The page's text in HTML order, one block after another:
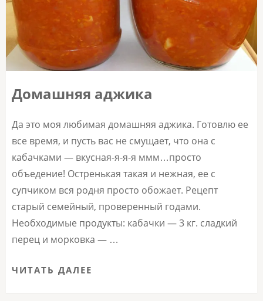
Домашняя аджика
Да это моя любимая домашняя аджика. Готовлю ее
все время, и пусть вас не смущает, что она с
кабачками — вкусная-я-я-я ммм…просто
объедение! Остренькая такая и нежная, ее с
супчиком вся родня просто обожает. Рецепт
старый семейный, проверенный годами.
Необходимые продукты: кабачки — 3 кг. сладкий
перец и морковка — …
ЧИТАТЬ ДАЛЕЕ